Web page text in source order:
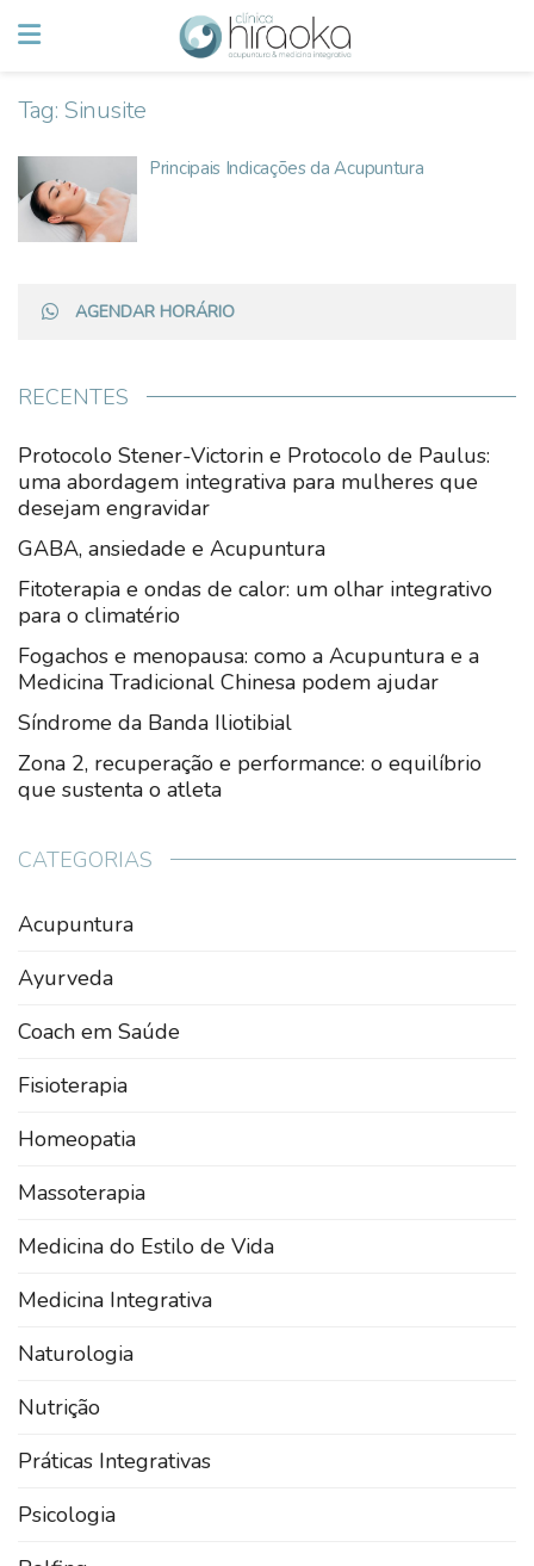
Tag: Sinusite
Principais Indicações da Acupuntura
AGENDAR HORÁRIO
RECENTES
Protocolo Stener-Victorin e Protocolo de Paulus:
uma abordagem integrativa para mulheres que
desejam engravidar
GABA, ansiedade e Acupuntura
Fitoterapia e ondas de calor: um olhar integrativo
para o climatério
Fogachos e menopausa: como a Acupuntura e a
Medicina Tradicional Chinesa podem ajudar
Síndrome da Banda Iliotibial
Zona 2, recuperação e performance: o equilíbrio
que sustenta o atleta
CATEGORIAS
Acupuntura
Ayurveda
Coach em Saúde
Fisioterapia
Homeopatia
Massoterapia
Medicina do Estilo de Vida
Medicina Integrativa
Naturologia
Nutrição
Práticas Integrativas
Psicologia